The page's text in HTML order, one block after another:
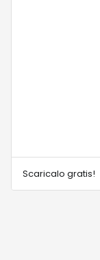
Scaricalo gratis!